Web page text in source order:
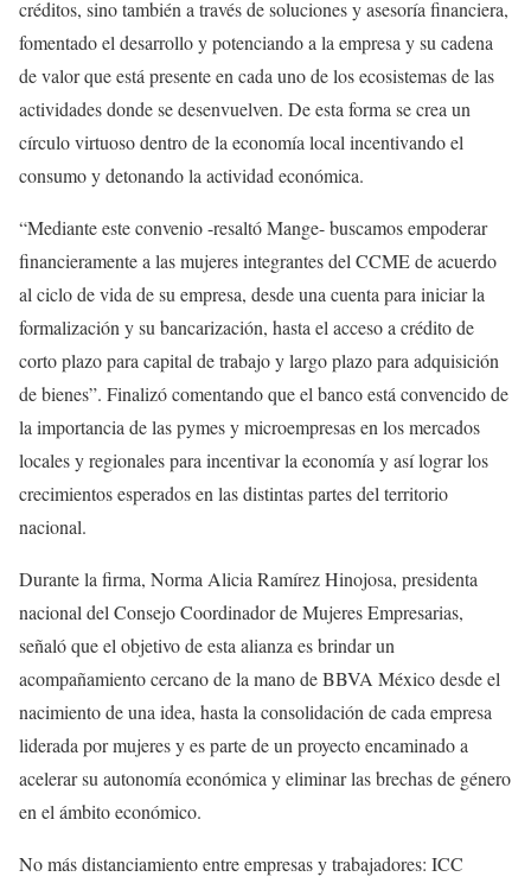
créditos, sino también a través de soluciones y asesoría financiera,
fomentado el desarrollo y potenciando a la empresa y su cadena
de valor que está presente en cada uno de los ecosistemas de las
actividades donde se desenvuelven. De esta forma se crea un
círculo virtuoso dentro de la economía local incentivando el
consumo y detonando la actividad económica.
“Mediante este convenio -resaltó Mange- buscamos empoderar
financieramente a las mujeres integrantes del CCME de acuerdo
al ciclo de vida de su empresa, desde una cuenta para iniciar la
formalización y su bancarización, hasta el acceso a crédito de
corto plazo para capital de trabajo y largo plazo para adquisición
de bienes”. Finalizó comentando que el banco está convencido de
la importancia de las pymes y microempresas en los mercados
locales y regionales para incentivar la economía y así lograr los
crecimientos esperados en las distintas partes del territorio
nacional.
Durante la firma, Norma Alicia Ramírez Hinojosa, presidenta
nacional del Consejo Coordinador de Mujeres Empresarias,
señaló que el objetivo de esta alianza es brindar un
acompañamiento cercano de la mano de BBVA México desde el
nacimiento de una idea, hasta la consolidación de cada empresa
liderada por mujeres y es parte de un proyecto encaminado a
acelerar su autonomía económica y eliminar las brechas de género
en el ámbito económico.
No más distanciamiento entre empresas y trabajadores: ICC